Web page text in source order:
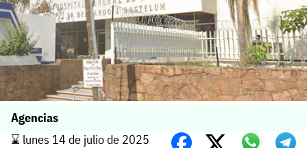
Agencias
⌛️ lunes 14 de julio de 2025